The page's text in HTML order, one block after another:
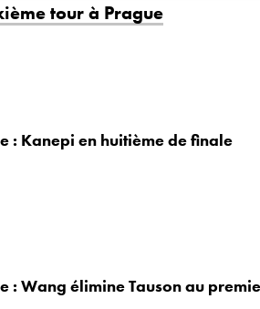
tour à Prague
: Kanepi en huitième de finale
: Wang élimine Tauson au